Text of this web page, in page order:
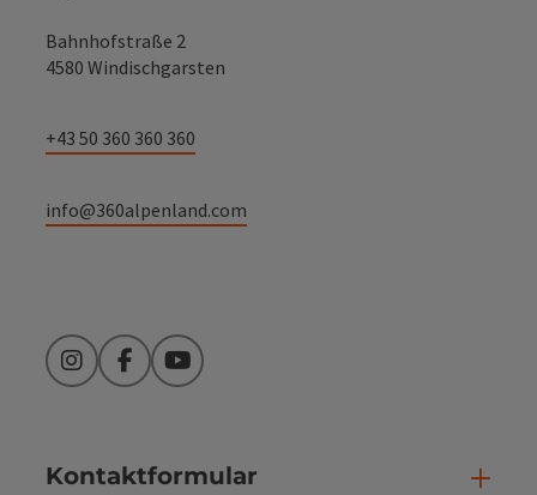
Bahnhofstraße 2
4580 Windischgarsten
+43 50 360 360 360
info@360alpenland.com
InstagramFacebookYouTube
Kontaktformular